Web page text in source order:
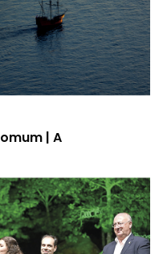
| A